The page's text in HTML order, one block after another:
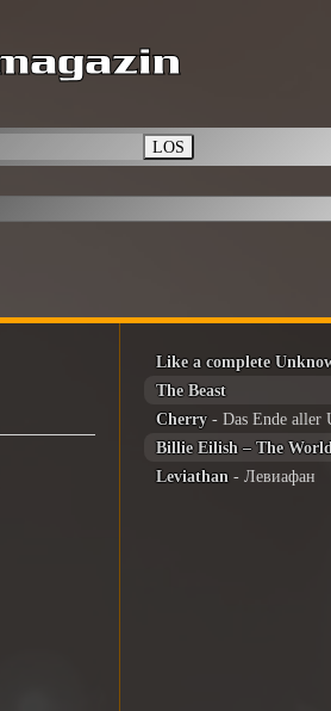
LOS
Like a complete
The Beast
Cherry- Das Ende aller
Billie Eilish – The
Leviathan - Левиафан